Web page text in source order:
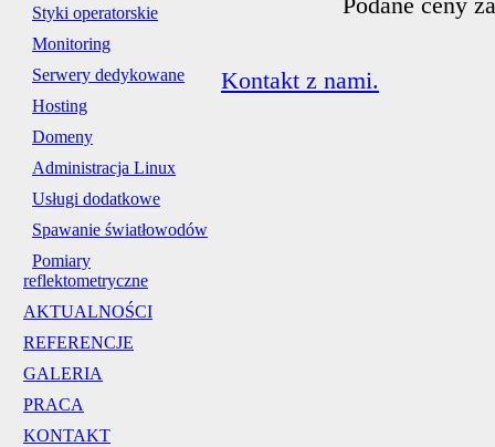
Styki operatorskie
Monitoring
Serwery dedykowane
Hosting
Domeny
Administracja Linux
Usługi dodatkowe
Spawanie światłowodów
Pomiary
reflektometryczne
AKTUALNOŚCI
REFERENCJE
GALERIA
PRACA
KONTAKT
Kontakt z nami.